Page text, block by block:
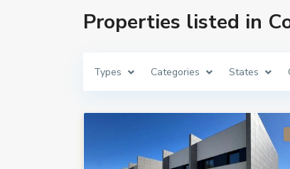
Properties listed in
Types Categories States